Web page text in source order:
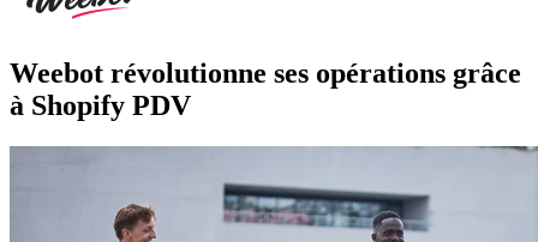
Weebot révolutionne ses opérations grâce
à Shopify PDV